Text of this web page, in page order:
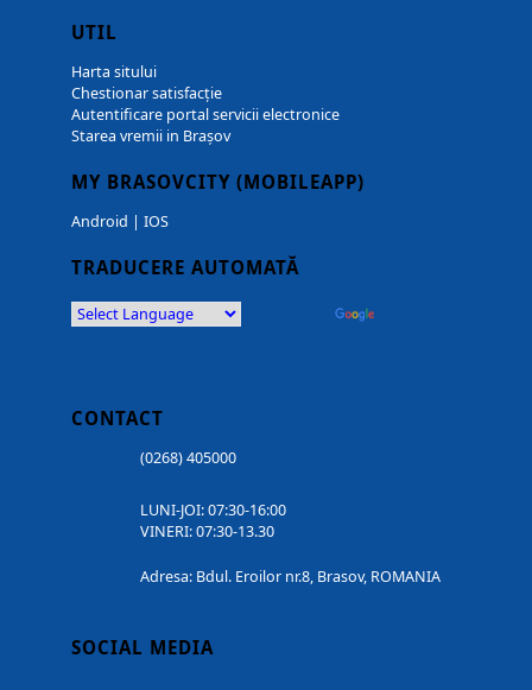
UTIL
Harta sitului
Chestionar satisfacție
Autentificare portal servicii electronice
Starea vremii in Brașov
MY BRASOVCITY (MOBILEAPP)
Android | IOS
TRADUCERE AUTOMATĂ
CONTACT
(0268) 405000
LUNI-JOI: 07:30-16:00
VINERI: 07:30-13.30
Adresa: Bdul. Eroilor nr.8, Brasov, ROMANIA
SOCIAL MEDIA